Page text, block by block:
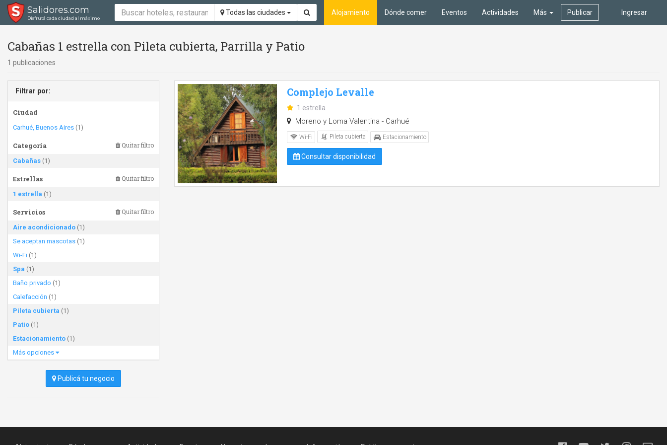
Salidores.com
Disfrutá cada ciudad al máximo
Todas las ciudades Ingresar
Alojamiento Dónde comer Eventos Actividades Más Publicar
Cabañas 1 estrella con Pileta cubierta, Parrilla y Patio
1 publicaciones
Filtrar por:
Ciudad
Carhué, Buenos Aires (1)
Categoría Quitar filtro
Cabañas (1)
Estrellas Quitar filtro
1 estrella (1)
Servicios Quitar filtro
Aire acondicionado (1)
Se aceptan mascotas (1)
Wi-Fi (1)
Spa (1)
Baño privado (1)
Calefacción (1)
Pileta cubierta (1)
Patio (1)
Estacionamiento (1)
Más opciones
Publicá tu negocio
Complejo Levalle
1 estrella
Moreno y Loma Valentina - Carhué
Wi-Fi Pileta cubierta Estacionamiento
Consultar disponibilidad